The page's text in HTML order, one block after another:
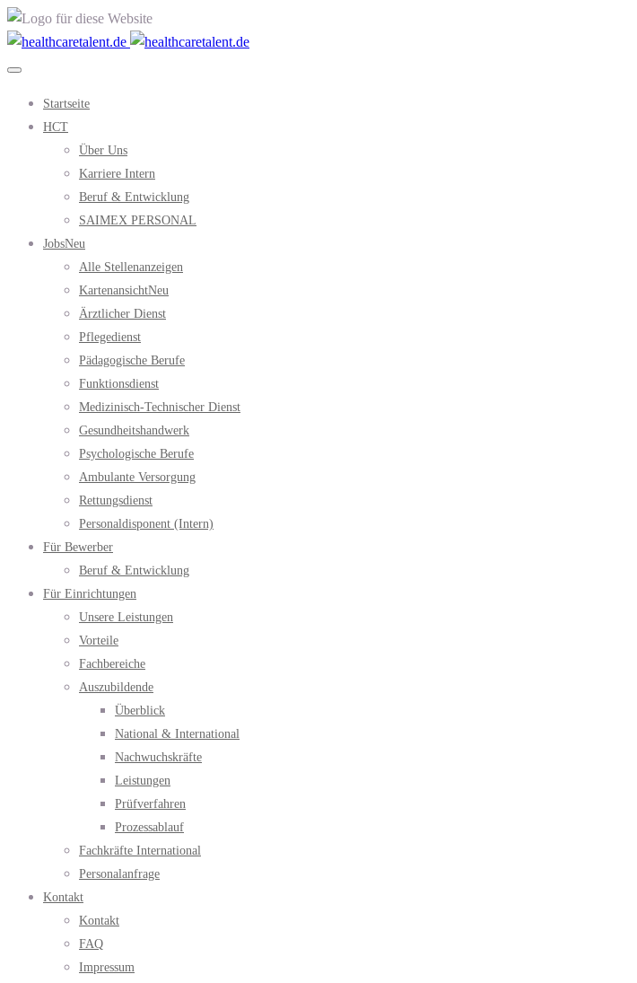
Startseite
HCT
Über Uns
Karriere Intern
Beruf & Entwicklung
SAIMEX PERSONAL
JobsNeu
Alle Stellenanzeigen
KartenansichtNeu
Ärztlicher Dienst
Pflegedienst
Pädagogische Berufe
Funktionsdienst
Medizinisch-Technischer Dienst
Gesundheitshandwerk
Psychologische Berufe
Ambulante Versorgung
Rettungsdienst
Personaldisponent (Intern)
Für Bewerber
Beruf & Entwicklung
Für Einrichtungen
Unsere Leistungen
Vorteile
Fachbereiche
Auszubildende
Überblick
National & International
Nachwuchskräfte
Leistungen
Prüfverfahren
Prozessablauf
Fachkräfte International
Personalanfrage
Kontakt
Kontakt
FAQ
Impressum